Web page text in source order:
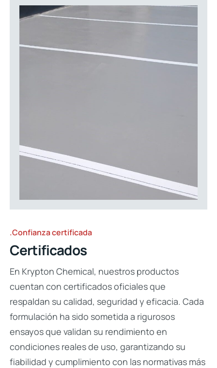
.Confianza certificada
Certificados
En Krypton Chemical, nuestros productos
cuentan con certificados oficiales que
respaldan su calidad, seguridad y eficacia. Cada
formulación ha sido sometida a rigurosos
ensayos que validan su rendimiento en
condiciones reales de uso, garantizando su
fiabilidad y cumplimiento con las normativas más